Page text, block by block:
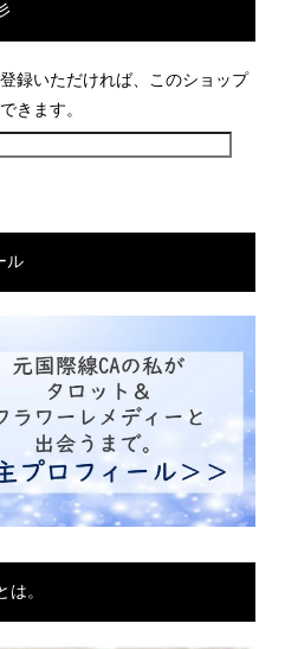
録いただければ、このショップ
きます。
ル
。